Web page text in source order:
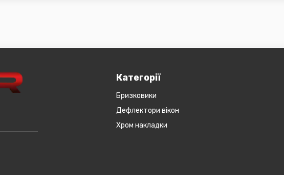
Категорії
Бризковики
Дефлектори вікон
Хром накладки